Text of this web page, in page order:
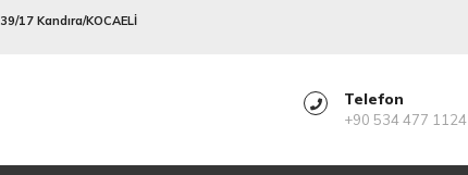
17 Kandıra/KOCAELİ
Telefon
+90 534 477 1124